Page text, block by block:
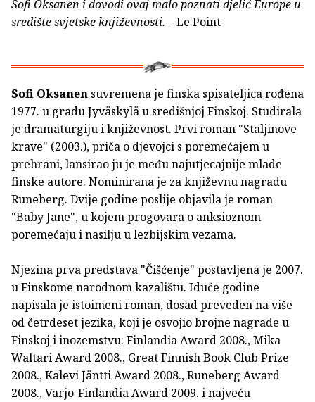
Sofi Oksanen i dovodi ovaj malo poznati djelić Europe u
središte svjetske književnosti. – Le Point
Sofi Oksanen suvremena je finska spisateljica rođena
1977. u gradu Jyväskylä u središnjoj Finskoj. Studirala
je dramaturgiju i književnost. Prvi roman "Staljinove
krave" (2003.), priča o djevojci s poremećajem u
prehrani, lansirao ju je među najutjecajnije mlade
finske autore. Nominirana je za književnu nagradu
Runeberg. Dvije godine poslije objavila je roman
"Baby Jane", u kojem progovara o anksioznom
poremećaju i nasilju u lezbijskim vezama.
Njezina prva predstava "Čišćenje" postavljena je 2007.
u Finskome narodnom kazalištu. Iduće godine
napisala je istoimeni roman, dosad preveden na više
od četrdeset jezika, koji je osvojio brojne nagrade u
Finskoj i inozemstvu: Finlandia Award 2008., Mika
Waltari Award 2008., Great Finnish Book Club Prize
2008., Kalevi Jäntti Award 2008., Runeberg Award
2008., Varjo-Finlandia Award 2009. i najveću